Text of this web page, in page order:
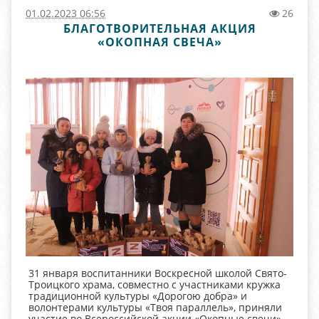
01.02.2023 06:56 26
БЛАГОТВОРИТЕЛЬНАЯ АКЦИЯ
«ОКОПНАЯ СВЕЧА»
31 января воспитанники Воскресной школой Свято-
Троицкого храма, совместно с участниками кружка
традиционной культуры «Дорогою добра» и
волонтерами культуры «Твоя параллель», приняли